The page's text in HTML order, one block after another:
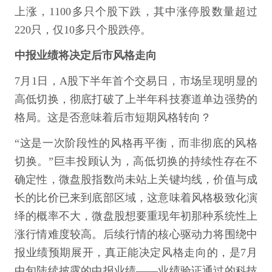
上涨，1100多只个股下跌，其中涨停股数量超过
220只，仅10多只个股跌停。
中报业绩将决定后市风格走向
7月1日，A股下半年首个交易日，市场呈现明显的
高低切换，彻底打破了上半年科技赛道单边强势的
格局。这是否意味着后市短期风格转向？
“这是一次阶段性的风格再平衡，而非彻底的风格
切换。”巨丰投顾认为，高低切换的持续性存在不
确定性，微盘股指数尚未站上关键均线，价值与成
长的比价已来到底部区域，这意味着风格极致化演
绎的概率不大，微盘股想要重现年初那种系统性上
涨行情难度较高。后续行情的核心驱动力将围绕中
报业绩预期展开，真正能决定风格走向的，是7月